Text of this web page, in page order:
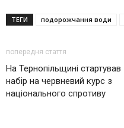
ТЕГИ подорожчання води
попередня стаття
На Тернопільщині стартував
набір на червневий курс з
національного спротиву